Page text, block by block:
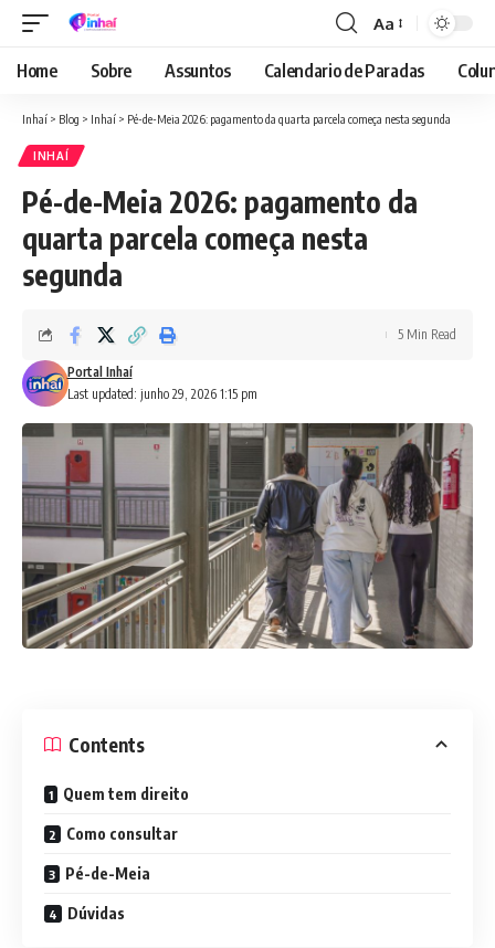
Font
Resizer
Aa
Home Sobre Assuntos Calendario de Paradas
Inhaí > Blog > Inhaí > Pé-de-Meia 2026: pagamento da quarta parcela começa nesta segunda
INHAÍ
Pé-de-Meia 2026: pagamento da
quarta parcela começa nesta
segunda
Last updated: junho 29, 2026 1:15 pm
Portal Inhaí
5 Min Read
Contents
Quem tem direito
Como consultar
Pé-de-Meia
Dúvidas